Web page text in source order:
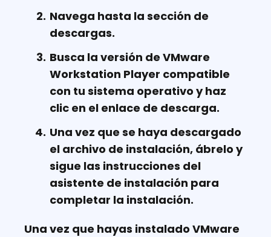
Navega hasta la sección de
descargas.
Busca la versión de VMware
Workstation Player compatible
con tu sistema operativo y haz
clic en el enlace de descarga.
Una vez que se haya descargado
el archivo de instalación, ábrelo y
sigue las instrucciones del
asistente de instalación para
completar la instalación.
Una vez que hayas instalado VMware